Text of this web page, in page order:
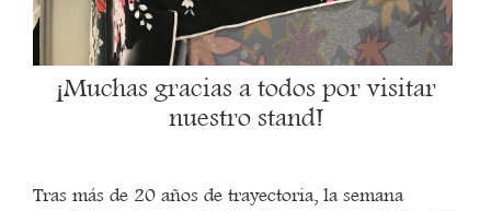
¡Muchas gracias a todos por visitar
nuestro stand!
Tras más de 20 años de trayectoria, la semana